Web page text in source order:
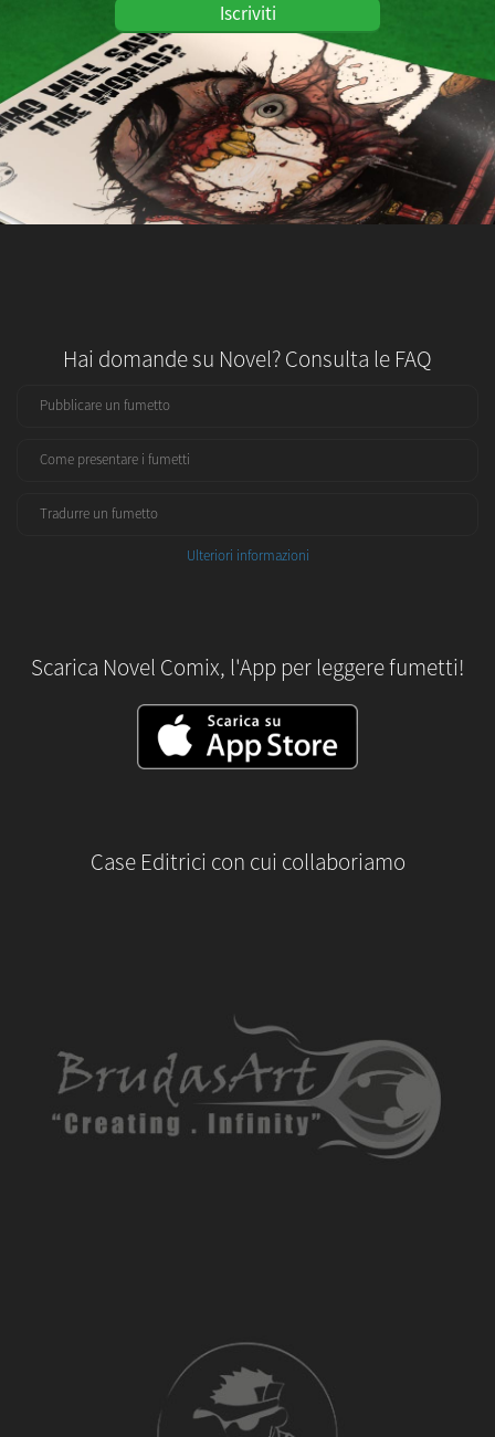
Iscriviti
Hai domande su Novel? Consulta le FAQ
Pubblicare un fumetto
Come presentare i fumetti
Tradurre un fumetto
Ulteriori informazioni
Scarica Novel Comix, l'App per leggere fumetti!
Case Editrici con cui collaboriamo